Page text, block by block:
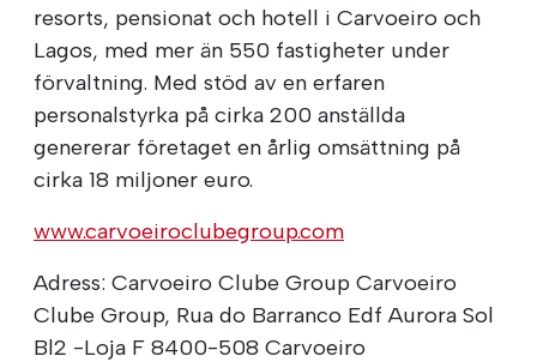
resorts, pensionat och hotell i Carvoeiro och
Lagos, med mer än 550 fastigheter under
förvaltning. Med stöd av en erfaren
personalstyrka på cirka 200 anställda
genererar företaget en årlig omsättning på
cirka 18 miljoner euro.
www.carvoeiroclubegroup.com
Adress: Carvoeiro Clube Group Carvoeiro
Clube Group, Rua do Barranco Edf Aurora Sol
Bl2 -Loja F 8400-508 Carvoeiro